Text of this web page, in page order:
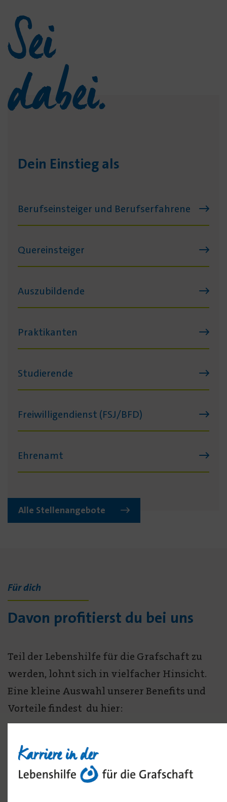
Sei
dabei.
Dein Einstieg als
Berufseinsteiger und Berufserfahrene
Quereinsteiger
Auszubildende
Praktikanten
Studierende
Freiwilligendienst (FSJ/BFD)
Ehrenamt
Alle Stellenangebote
Für dich
Davon profitierst du bei uns
Teil der Lebenshilfe für die Grafschaft zu
werden, lohnt sich in vielfacher Hinsicht.
Eine kleine Auswahl unserer Benefits und
Vorteile findest du hier: